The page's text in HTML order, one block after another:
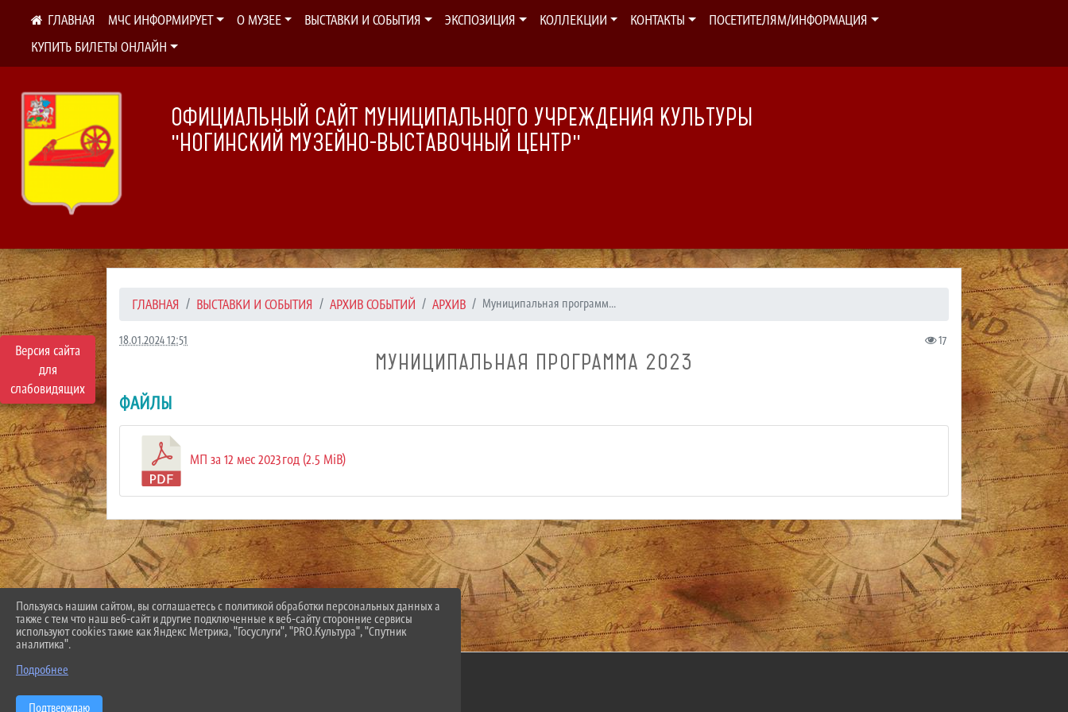
Версия сайта
для
слабовидящих
ОФИЦИАЛЬНЫЙ САЙТ МУНИЦИПАЛЬНОГО УЧРЕЖДЕНИЯ КУЛЬТУРЫ
"НОГИНСКИЙ МУЗЕЙНО-ВЫСТАВОЧНЫЙ ЦЕНТР"
МЧС ИНФОРМИРУЕТ О МУЗЕЕ ВЫСТАВКИ И СОБЫТИЯ ЭКСПОЗИЦИЯ КОЛЛЕКЦИИ КОНТАКТЫ
ПОСЕТИТЕЛЯМ/ИНФОРМАЦИЯ
КУПИТЬ БИЛЕТЫ ОНЛАЙН
ГЛАВНАЯ ВЫСТАВКИ И СОБЫТИЯ АРХИВ СОБЫТИЙ АРХИВ Муниципальная программ...
18.01.2024 12:51 17
МУНИЦИПАЛЬНАЯ ПРОГРАММА 2023
ФАЙЛЫ
МП за 12 мес 2023год (2.5 MiB)
Пользуясь нашим сайтом, вы соглашаетесь с политикой обработки персональных данных а
также с тем что наш веб-сайт и другие подключенные к веб-сайту сторонние сервисы
используют cookies такие как Яндекс Метрика, "Госуслуги", "PRO.Культура", "Спутник
аналитика".
Подробнее
Подтверждаю